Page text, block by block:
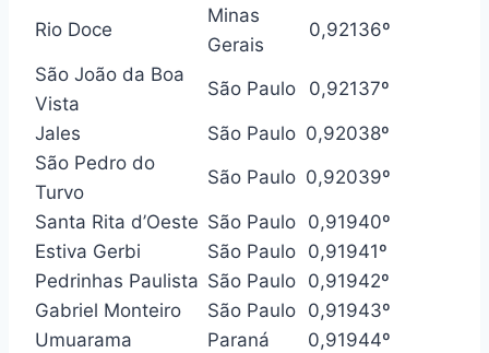
Rio Doce
Minas
Gerais
0,92136º
São João da Boa
Vista
São Paulo 0,92137º
Jales São Paulo 0,92038º
São Pedro do
Turvo
São Paulo 0,92039º
Santa Rita d’Oeste São Paulo 0,91940º
Estiva Gerbi
São Paulo 0,91941º
Pedrinhas Paulista São Paulo 0,91942º
Gabriel Monteiro
São Paulo 0,91943º
Umuarama
Paraná 0,91944º